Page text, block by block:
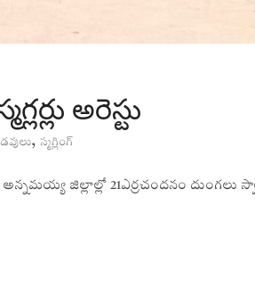
అరెస్టు
, స్మగ్లింగ్
అన్నమయ్య జిల్లాల్లో 21ఎర్రచందనం దుంగలు